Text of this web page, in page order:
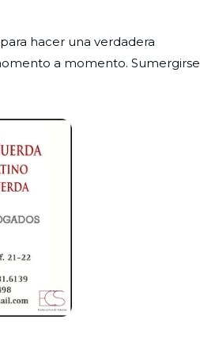
hacer una verdadera
a momento. Sumergirse